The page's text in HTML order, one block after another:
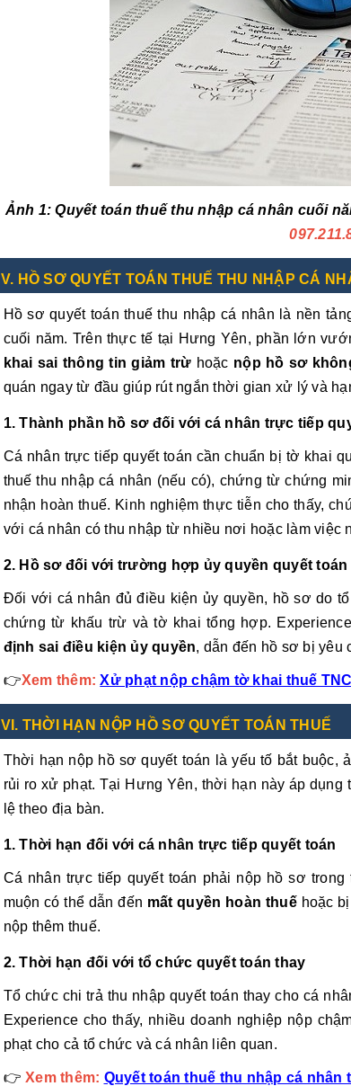
Ảnh 1: Quyết toán thuế thu nhập cá nhân cuối
V. HỒ SƠ QUYẾT TOÁN THUẾ THU NHẬP CÁ
Hồ sơ quyết toán thuế thu nhập cá nhân là nền
cuối năm. Trên thực tế tại Hưng Yên, phần lớn
khai sai thông tin giảm trừ hoặc nộp hồ sơ
quán ngay từ đầu giúp rút ngắn thời gian xử lý và
1. Thành phần hồ sơ đối với cá nhân trực tiếp
Cá nhân trực tiếp quyết toán cần chuẩn bị tờ khai
thuế thu nhập cá nhân (nếu có), chứng từ chứng
nhận hoàn thuế. Kinh nghiệm thực tiễn cho thấy,
với cá nhân có thu nhập từ nhiều nơi hoặc làm việc
2. Hồ sơ đối với trường hợp ủy quyền quyết toán
Đối với cá nhân đủ điều kiện ủy quyền, hồ sơ do
chứng từ khấu trừ và tờ khai tổng hợp.
định sai điều kiện ủy quyền, dẫn đến hồ sơ bị yêu
👉Xem thêm:Xử phạt nộp chậm tờ khai thuế
VI. THỜI HẠN NỘP HỒ SƠ QUYẾT TOÁN THUẾ
Thời hạn nộp hồ sơ quyết toán là yếu tố bắt buộc,
rủi ro xử phạt. Tại Hưng Yên, thời hạn này áp dụng
lệ theo địa bàn.
1. Thời hạn đối với cá nhân trực tiếp quyết toán
Cá nhân trực tiếp quyết toán phải nộp hồ sơ
muộn có thể dẫn đến mất quyền hoàn thuếhoặc bị
nộp thêm thuế.
2. Thời hạn đối với tổ chức quyết toán thay
Tổ chức chi trả thu nhập quyết toán thay cho cá
Experience cho thấy, nhiều doanh nghiệp nộp
phạt cho cả tổ chức và cá nhân liên quan.
👉 Xem thêm: Quyết toán thuế thu nhập cá nhân